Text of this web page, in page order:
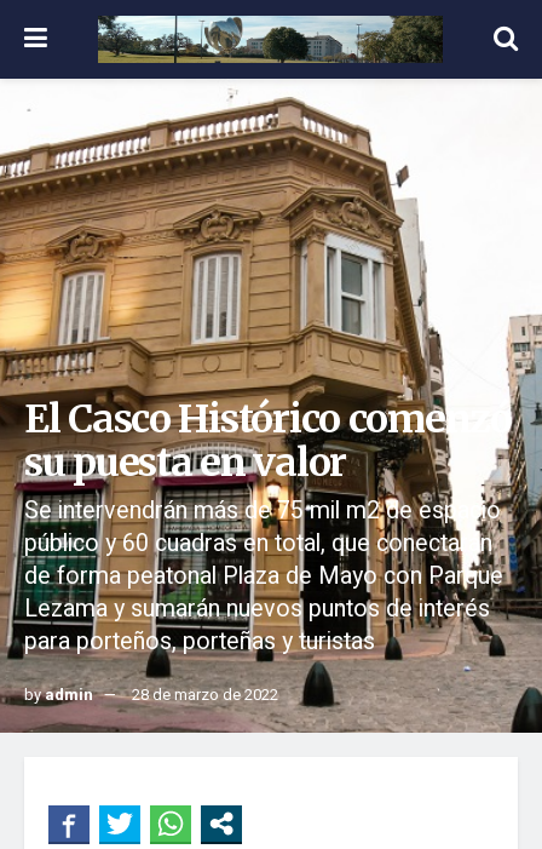
El Casco Histórico comenzó
su puesta en valor
Se intervendrán más de 75 mil m2 de espacio
público y 60 cuadras en total, que conectarán
de forma peatonal Plaza de Mayo con Parque
Lezama y sumarán nuevos puntos de interés
para porteños, porteñas y turistas
byadmin 28 de marzo de 2022